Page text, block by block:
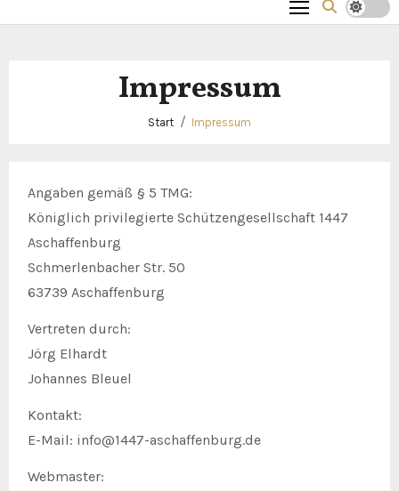
Impressum
Start Impressum
Angaben gemäß § 5 TMG:
Königlich privilegierte Schützengesellschaft 1447
Aschaffenburg
Schmerlenbacher Str. 50
63739 Aschaffenburg
Vertreten durch:
Jörg Elhardt
Johannes Bleuel
Kontakt:
E-Mail: info@1447-aschaffenburg.de
Webmaster: